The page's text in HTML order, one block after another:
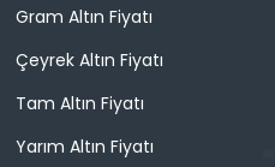
Gram Altın Fiyatı
Çeyrek Altın Fiyatı
Tam Altın Fiyatı
Yarım Altın Fiyatı